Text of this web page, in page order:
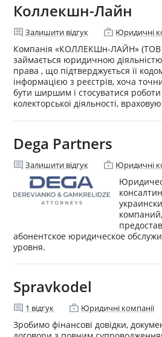
Коллекшн-Лайн
comment Залишити відгук enterprise Юридичні
Компанія «КОЛЛЕКШн-ЛАЙН»
займається юридичною
права , що підтверджується її
інформацією з реєстрів, хоча
бути ширшим і стосуватися
колекторської діяльності,
Dega Partners
comment Залишити відгук enterprise Юридичні
абонентское юридическое
уровня.
Spravkodel
comment 1 відгук enterprise Юридичні компанії
Зробимо фінансові довідки,